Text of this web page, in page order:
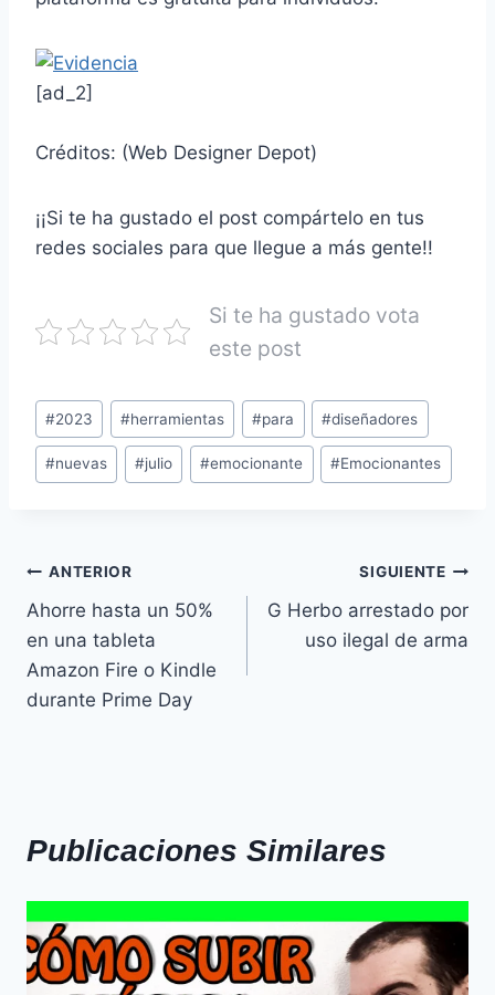
[ad_2]
Créditos: (Web Designer Depot)
¡¡Si te ha gustado el post compártelo en tus
redes sociales para que llegue a más gente!!
Si te ha gustado vota
este post
#2023 #herramientas #para #diseñadores
#nuevas #julio #emocionante #Emocionantes
ANTERIOR
Ahorre hasta un 50%
en una tableta
Amazon Fire o Kindle
durante Prime Day
SIGUIENTE
G Herbo arrestado por
uso ilegal de arma
Publicaciones Similares